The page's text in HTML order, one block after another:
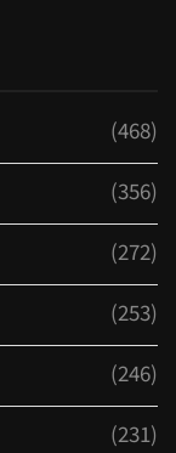
(468)
(356)
(272)
(253)
(246)
(231)